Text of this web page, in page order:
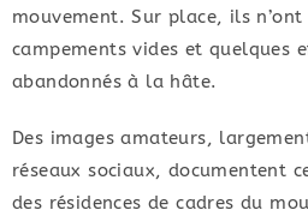
mouvement. Sur place, ils
campements vides et quelques
abandonnés à la hâte.
Des images amateurs,
réseaux sociaux, documentent
des résidences de cadres du